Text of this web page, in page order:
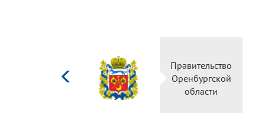
культуры
Российской
Правительство
Оренбургской
области